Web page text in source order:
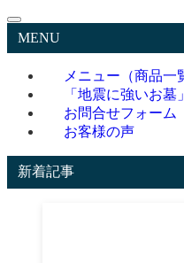
MENU
メニュー（商品一
「地震に強いお墓」
お問合せフォーム
お客様の声
新着記事